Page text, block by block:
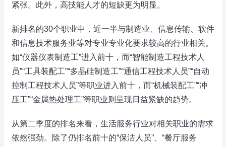
紧张。此外，高技能人才的短缺更为明显。
新排名的30个职业中，近一半与制造业、信息传输、软件
和信息技术服务业等对专业专业化要求较高的行业相关。
如“仪器仪表制造工”进入前十，而“智能制造工程技术人
员”“工具装配工”“多晶硅制造工”“通信工程技术人员”“自动
控制工程技术人员”等职业进入前十，而“机械装配工”“冲
压工”“金属热处理工”等职业则呈现日益紧缺的趋势。
从第二季度的排名来看，生活服务行业对相关职业的需求
依然强劲。除了仍排名前十的“保洁人员”、“餐厅服务